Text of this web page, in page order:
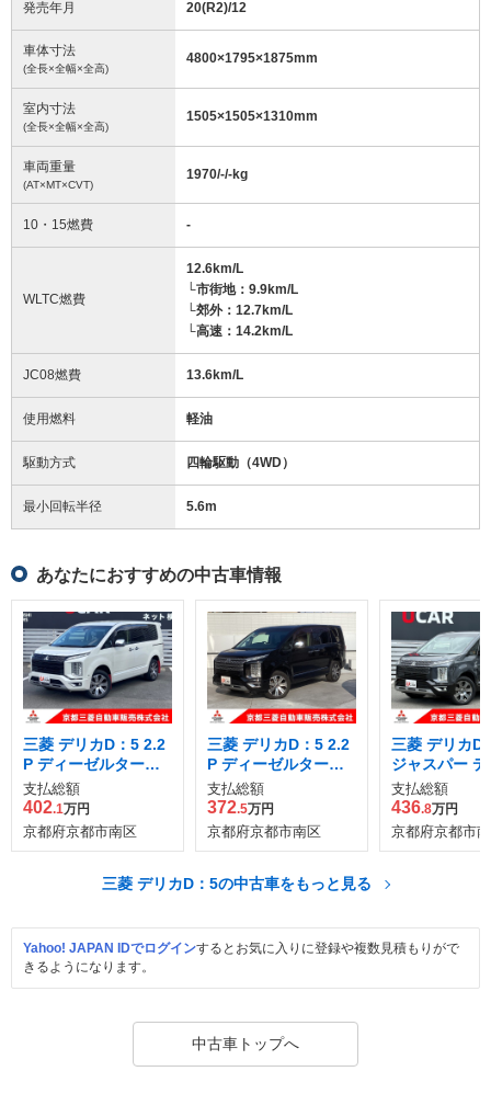
発売年月 20(R2)/12
車体寸法
(全長×全幅×全高)
4800×1795×1875mm
室内寸法
(全長×全幅×全高)
1505×1505×1310mm
車両重量
(AT×MT×CVT)
1970/-/-kg
10・15燃費 -
WLTC燃費
12.6km/L
└市街地：9.9km/L
└郊外：12.7km/L
└高速：14.2km/L
JC08燃費 13.6km/L
使用燃料 軽油
駆動方式 四輪駆動（4WD）
最小回転半径 5.6m
あなたにおすすめの中古車情報
三菱 デリカD：5 2.2
P ディーゼルターボ
4WD
支払総額
402.1万円
京都府京都市南区
三菱 デリカD：5 2.2
P ディーゼルターボ
4WD
支払総額
372.5万円
京都府京都市南区
三菱 デリカD
ジャスパー
ルターボ 4WD
支払総額
436.8万円
京都府京都市
三菱 デリカD：5の中古車をもっと見る
Yahoo! JAPAN IDでログインするとお気に入りに登録や複数見積もりがで
きるようになります。
中古車トップへ